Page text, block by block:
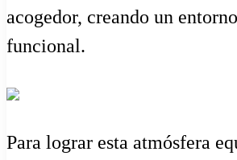
acogedor, creando un
funcional.
Para lograr esta atmósfera